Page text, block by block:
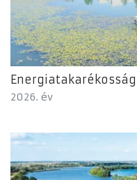
2026. év